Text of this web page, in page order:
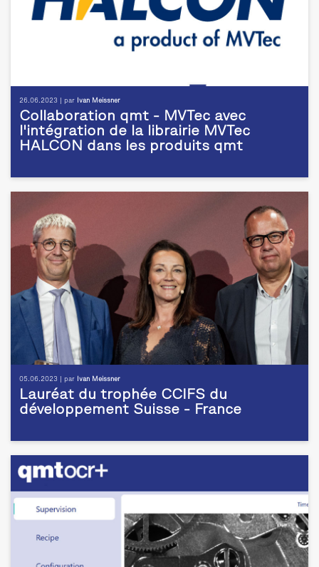
26.06.2023 | par Ivan Meissner
Collaboration qmt - MVTec avec
l'intégration de la librairie MVTec
HALCON dans les produits qmt
05.06.2023 | par Ivan Meissner
Lauréat du trophée CCIFS du
développement Suisse - France